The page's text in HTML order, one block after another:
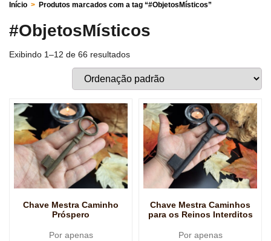
Início > Produtos marcados com a tag “#ObjetosMísticos”
#ObjetosMísticos
Exibindo 1–12 de 66 resultados
Chave Mestra Caminho
Próspero
Por apenas
Chave Mestra Caminhos
para os Reinos Interditos
Por apenas